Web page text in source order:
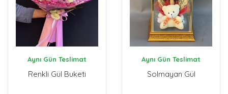
Aynı Gün Teslimat
Renkli Gül Buketi
Aynı Gün Teslimat
Solmayan Gül